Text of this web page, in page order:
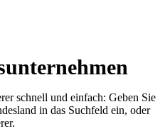
schnell und einfach: Geben Sie
in das Suchfeld ein, oder